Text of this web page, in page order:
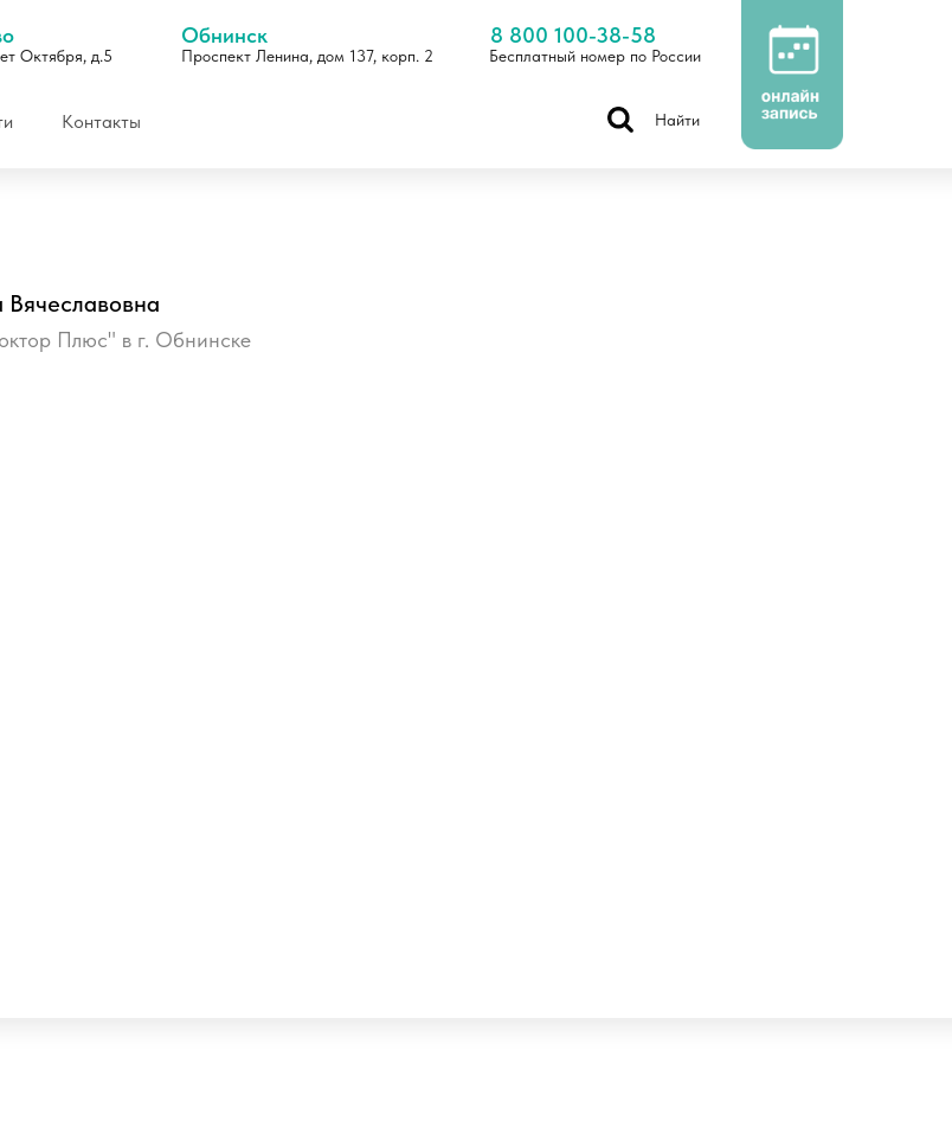
Контакты
Октября, д.5
8 800 100-38-58
Бесплатный номер по России
Обнинск
Проспект Ленина, дом 137, корп. 2
Найти
Плюс" в г. Обнинске